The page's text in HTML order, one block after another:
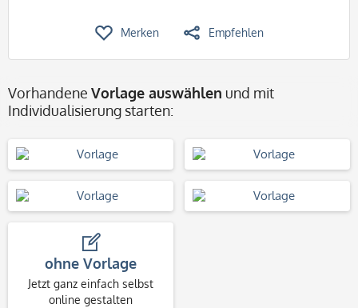
Merken Empfehlen
Vorhandene Vorlage auswählen und mit
Individualisierung starten:
ohne Vorlage
Jetzt ganz einfach selbst
online gestalten